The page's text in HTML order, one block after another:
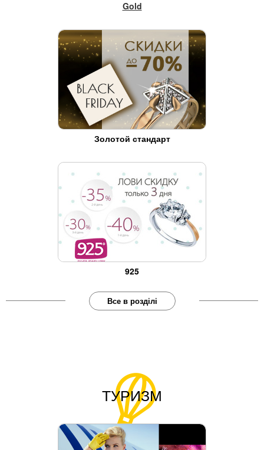
Gold
Золотой стандарт
925
Все в розділі
ТУРИЗМ